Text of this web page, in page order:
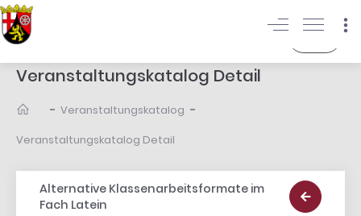
Veranstaltungskatalog Detail
- Veranstaltungskatalog -
Veranstaltungskatalog Detail
Alternative Klassenarbeitsformate im
Fach Latein